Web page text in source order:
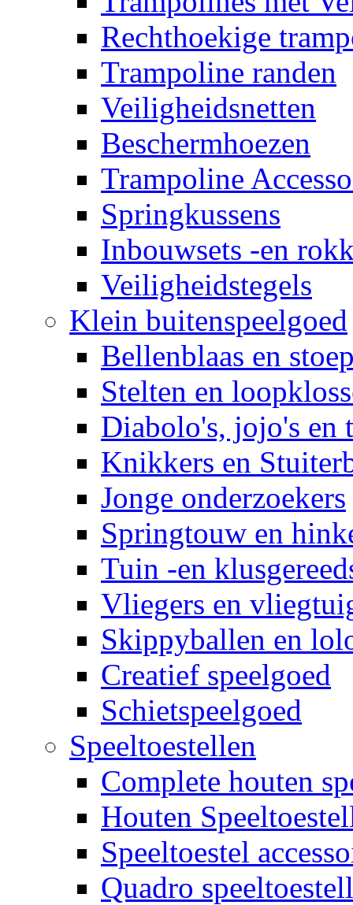
Rechthoekige
Trampoline randen
Veiligheidsnetten
Beschermhoezen
Trampoline
Springkussens
Inbouwsets -en
Veiligheidstegels
Klein buitenspeelgoed
Bellenblaas en
Stelten en
Diabolo's, jojo's en
Knikkers en
Jonge onderzoekers
Springtouw en
Tuin -en
Vliegers en
Skippyballen en
Creatief speelgoed
Schietspeelgoed
Speeltoestellen
Complete houten
Houten
Speeltoestel
Quadro